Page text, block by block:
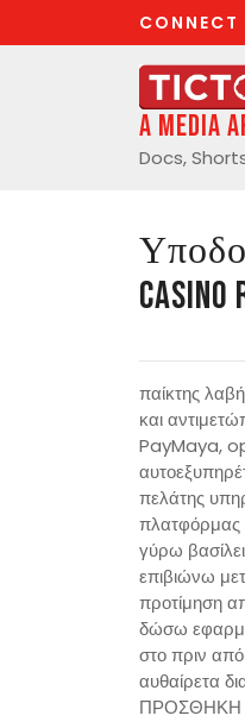
CONNECT
A Media
Docs,
Casino
παίκτης
και
PayMaya,
πελάτης
πλατφόρμας .
γύρω
επιβιώνω
προτίμηση
δώσω
στο πριν
αυθαίρετα
ΠΡΟΣΘΗΚΗ